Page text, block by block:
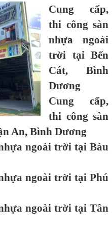
Cung cấp,
thi công sàn
nhựa ngoài
trời tại Bến
Cát, Bình
Dương
Cung cấp,
thi công sàn
An, Bình Dương
ngoài trời tại Bàu
ngoài trời tại Phú
ngoài trời tại Tân